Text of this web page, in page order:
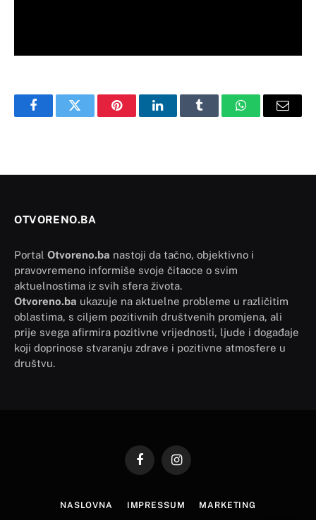
FacebookTwitter PinterestLinkedInTumblr WhatsAppEmail
OTVORENO.BA
Portal Otvoreno.ba nastoji da tačno, objektivno i
pravovremeno informiše svoje čitaoce o svim
aktuelnostima iz svih sfera života.
Otvoreno.ba ukazuje na aktuelne probleme u različitim
oblastima, s ciljem pozitivnih društvenih promjena, ali
prije svega afirmira pozitivne vrijednosti, ljude i događaje
koji doprinose stvaranju zdrave i pozitivne atmosfere u
društvu.
FacebookInstagram
NASLOVNA IMPRESSUM MARKETING